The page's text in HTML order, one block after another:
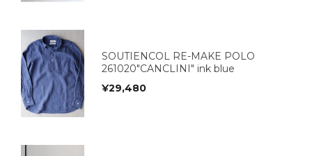
SOUTIENCOL RE-MAKE POLO
261020"CANCLINI" ink blue
¥29,480